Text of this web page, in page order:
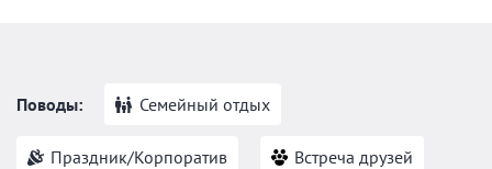
Поводы: Семейный отдых
Праздник/Корпоратив Встреча друзей